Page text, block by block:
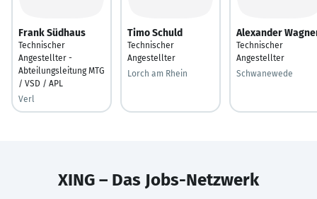
Frank Südhaus
Technischer
Angestellter -
Abteilungsleitung MTG
/ VSD / APL
Verl
Timo Schuld
Technischer
Angestellter
Lorch am Rhein
Alexander
Technischer
Angestellter
Schwanewede
XING – Das Jobs-Netzwerk